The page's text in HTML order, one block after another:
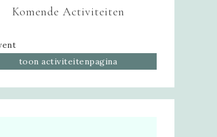
Komende Activiteiten
toon activiteitenpagina